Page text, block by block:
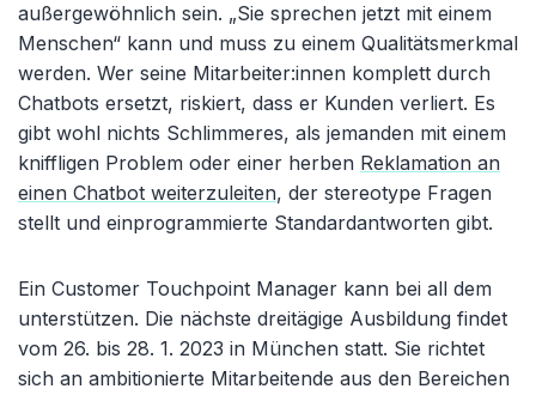
außergewöhnlich sein. „Sie sprechen jetzt mit einem
Menschen“ kann und muss zu einem Qualitätsmerkmal
werden. Wer seine Mitarbeiter:innen komplett durch
Chatbots ersetzt, riskiert, dass er Kunden verliert. Es
gibt wohl nichts Schlimmeres, als jemanden mit einem
kniffligen Problem oder einer herben Reklamation an
einen Chatbot weiterzuleiten, der stereotype Fragen
stellt und einprogrammierte Standardantworten gibt.
Ein Customer Touchpoint Manager kann bei all dem
unterstützen. Die nächste dreitägige Ausbildung findet
vom 26. bis 28. 1. 2023 in München statt. Sie richtet
sich an ambitionierte Mitarbeitende aus den Bereichen